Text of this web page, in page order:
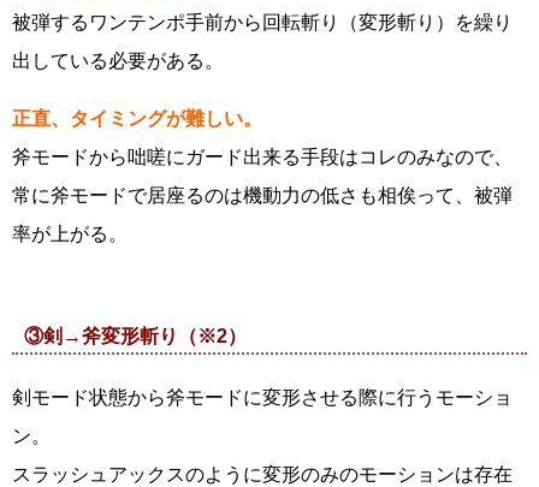
被弾するワンテンポ手前から回転斬り（変形斬り）を繰り
出している必要がある。
正直、タイミングが難しい。
斧モードから咄嗟にガード出来る手段はコレのみなので、
常に斧モードで居座るのは機動力の低さも相俟って、被弾
率が上がる。
③剣→斧変形斬り（※2）
剣モード状態から斧モードに変形させる際に行うモーショ
ン。
スラッシュアックスのように変形のみのモーションは存在